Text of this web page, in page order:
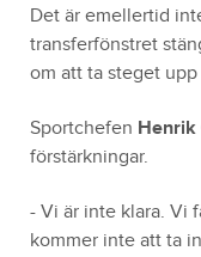
Det är emellertid
transferfönstret
om att ta steget upp
Sportchefen Henrik
förstärkningar.
- Vi är inte klara. Vi
kommer inte att ta